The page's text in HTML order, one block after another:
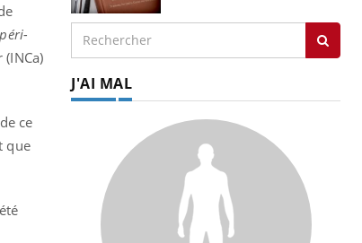
ce
que
J'AI MAL